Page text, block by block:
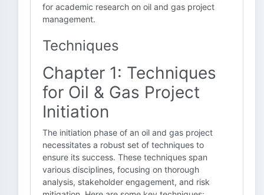
for academic research on oil and gas project
management.
Techniques
Chapter 1: Techniques
for Oil & Gas Project
Initiation
The initiation phase of an oil and gas project
necessitates a robust set of techniques to
ensure its success. These techniques span
various disciplines, focusing on thorough
analysis, stakeholder engagement, and risk